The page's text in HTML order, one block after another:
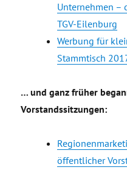
Unternehmen –
TGV-Eilenburg
Werbung für
Stammtisch
… und ganz früher
Vorstandssitzungen:
öffentlicher